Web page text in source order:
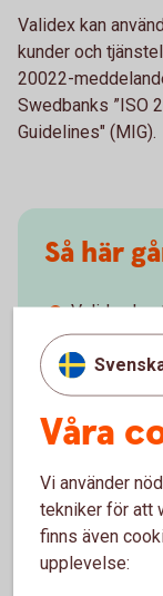
Validex kan
kunder och
20022-
Swedbanks ”ISO
Guidelines" (MIG).
Så här
Validex
(pain.001)
Validex
skapas
Våra
Vi använder
tekniker för att
finns även
upplevelse: